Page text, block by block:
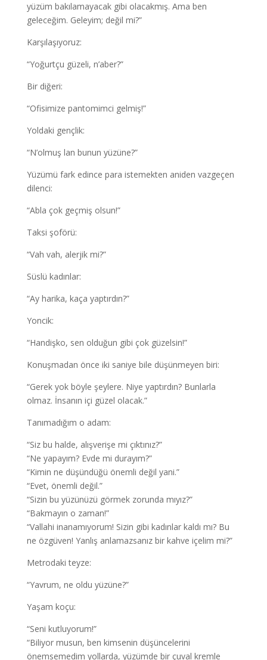
yüzüm bakılamayacak gibi olacakmış. Ama ben
geleceğim. Geleyim; değil mi?”
Karşılaşıyoruz:
“Yoğurtçu güzeli, n’aber?”
Bir diğeri:
“Ofisimize pantomimci gelmiş!”
Yoldaki gençlik:
“N’olmuş lan bunun yüzüne?”
Yüzümü fark edince para istemekten aniden vazgeçen
dilenci:
“Abla çok geçmiş olsun!”
Taksi şoförü:
“Vah vah, alerjik mi?”
Süslü kadınlar:
“Ay harika, kaça yaptırdın?”
Yoncik:
“Handişko, sen olduğun gibi çok güzelsin!”
Konuşmadan önce iki saniye bile düşünmeyen biri:
“Gerek yok böyle şeylere. Niye yaptırdın? Bunlarla
olmaz. İnsanın içi güzel olacak.”
Tanımadığım o adam:
“Siz bu halde, alışverişe mi çıktınız?”
“Ne yapayım? Evde mi durayım?”
“Kimin ne düşündüğü önemli değil yani.”
“Evet, önemli değil.”
“Sizin bu yüzünüzü görmek zorunda mıyız?”
“Bakmayın o zaman!”
“Vallahi inanamıyorum! Sizin gibi kadınlar kaldı mı? Bu
ne özgüven! Yanlış anlamazsanız bir kahve içelim mi?”
Metrodaki teyze:
“Yavrum, ne oldu yüzüne?”
Yaşam koçu:
“Seni kutluyorum!”
“Biliyor musun, ben kimsenin düşüncelerini
önemsemedim yollarda, yüzümde bir çuval kremle